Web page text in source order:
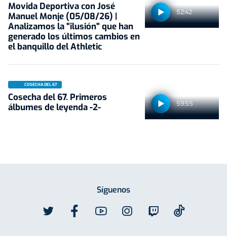
52:42
Movida Deportiva con José
Manuel Monje (05/08/26) |
Analizamos la "ilusión" que han
generado los últimos cambios en
el banquillo del Athletic
59:55
COSECHA DEL 67
Cosecha del 67. Primeros
álbumes de leyenda -2-
Síguenos